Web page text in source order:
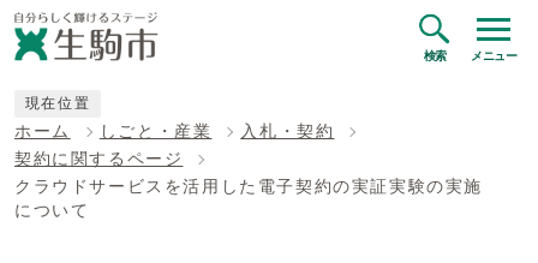
検索 メニュー
現在位置
ホーム しごと・産業
入札・契約
契約に関するページ
クラウドサービスを活用した電子契約の実証実験の実施
について